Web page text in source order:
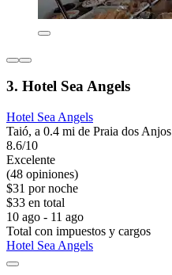
3. Hotel Sea Angels
Hotel Sea Angels
Taió, a 0.4 mi de Praia dos Anjos
8.6/10
Excelente
(48 opiniones)
$31 por noche
$33 en total
10 ago - 11 ago
Total con impuestos y cargos
Hotel Sea Angels